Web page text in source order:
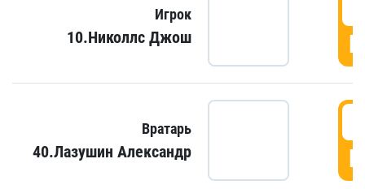
Игрок
10.Николлс Джош
Вратарь
40.Лазушин Александр